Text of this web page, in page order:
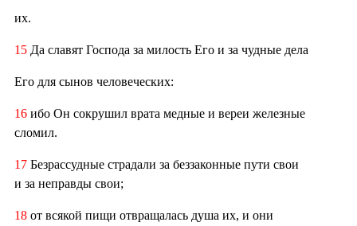
их.
15 Да славят Господа за милость Его и за чудные дела
Его для сынов человеческих:
16 ибо Он сокрушил врата медные и вереи железные
сломил.
17 Безрассудные страдали за беззаконные пути свои
и за неправды свои;
18 от всякой пищи отвращалась душа их, и они